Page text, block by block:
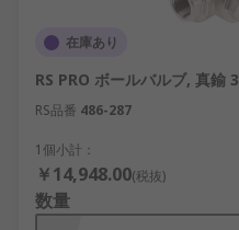
在庫あり
RS PRO ボールバルブ, 真鍮
RS品番 486-287
1個小計：
￥14,948.00(税抜)
数量